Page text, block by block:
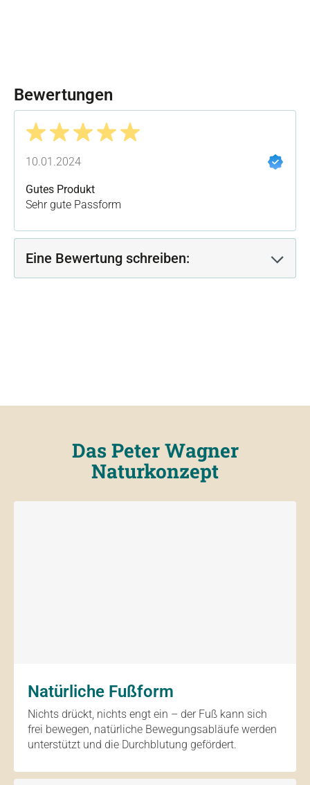
Bewertungen
Bewertung mit 5 von 5 Sternen
10.01.2024
Gutes Produkt
Sehr gute Passform
Eine Bewertung schreiben:
Das Peter Wagner
Naturkonzept
Natürliche Fußform
Nichts drückt, nichts engt ein – der Fuß kann sich
frei bewegen, natürliche Bewegungsabläufe werden
unterstützt und die Durchblutung gefördert.